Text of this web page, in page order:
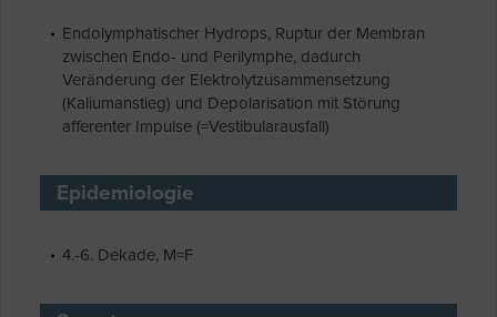
Endolymphatischer Hydrops, Ruptur der Membran
zwischen Endo- und Perilymphe, dadurch
Veränderung der Elektrolytzusammensetzung
(Kaliumanstieg) und Depolarisation mit Störung
afferenter Impulse (=Vestibularausfall)
Epidemiologie
4.-6. Dekade, M=F